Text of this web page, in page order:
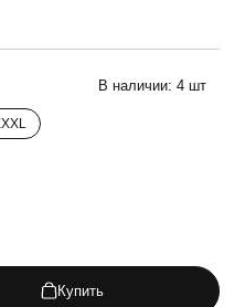
В наличии: 4 шт
Купить